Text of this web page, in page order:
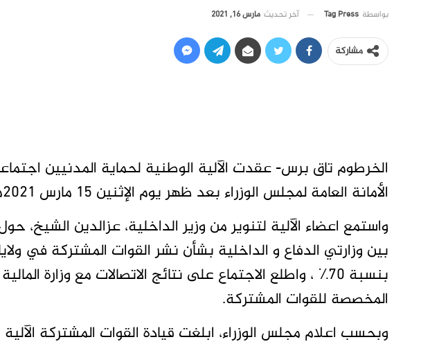
بواسطة Tag Press آخر تحديث مارس 16, 2021
مشاركة
الأمانة العامة لمجلس الوزراء بعد ظهر يوم الإثنين ١٥ مارس ٢٠٢١م.
واستمع اعضاء الآلية لتنوير من وزير الداخلية، عزالدين الشيخ،
بين وزارتي الدفاع و الداخلية بشأن نشر القوات المشتركة في
بنسبة ٧٠٪؜ ، واطلع الاجتماع على نتائج الاتصالات مع وزارة
المخصصة للقوات المشتركة.
وبحسب اعلام مجلس الوزراء، ابلغت قيادة القوات المشتركة